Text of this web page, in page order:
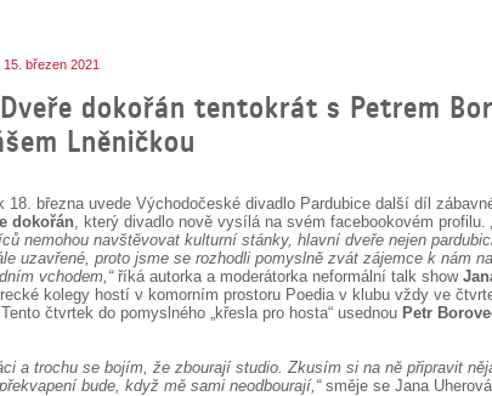
březen 2021
dokořán tentokrát s Petrem
Lněničkou
18. března uvede Východočeské divadlo Pardubice další díl
dokořán, který divadlo nově vysílá na svém facebookovém profilu.
nemohou navštěvovat kulturní stánky, hlavní dveře nejen
uzavřené, proto jsme se rozhodli pomyslně zvát zájemce k nám
vchodem,“říká autorka a moderátorka neformální talk show
kolegy hostí v komorním prostoru Poedia v klubu vždy ve
čtvrtek do pomyslného „křesla pro hosta“ usednou Petr
a trochu se bojím, že zbourají studio. Zkusím si na ně připravit
bude, když mě sami neodbourají,“ směje se Jana